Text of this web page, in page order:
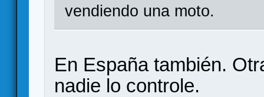
vendiendo una moto.
En España también.
nadie lo controle.